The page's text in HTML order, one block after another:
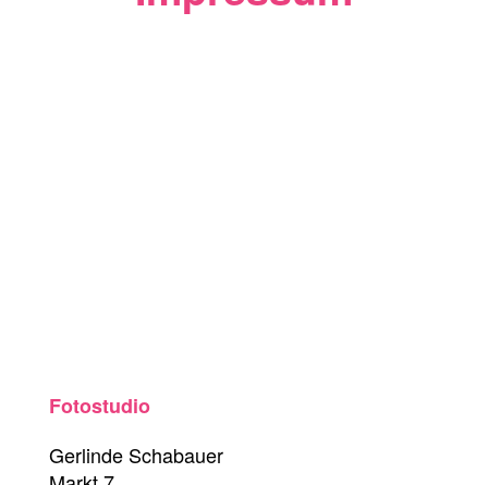
Fotostudio
Gerlinde Schabauer